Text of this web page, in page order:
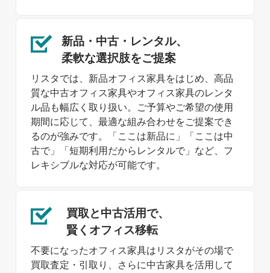
新品・中古・レンタル、
柔軟な選択肢をご提案
リスタでは、新品オフィス家具をはじめ、高品
質な中古オフィス家具やオフィス家具のレンタ
ル品も幅広く取り扱い。ご予算やご希望の使用
期間に応じて、最適な組み合わせをご提案でき
るのが強みです。「ここは新品に」「ここは中
古で」「短期利用だからレンタルで」など、フ
レキシブルな対応が可能です。
買取と中古活用で、
賢くオフィス移転
不要になったオフィス家具はリスタがその場で
買取査定・引取り、さらに中古家具を活用して